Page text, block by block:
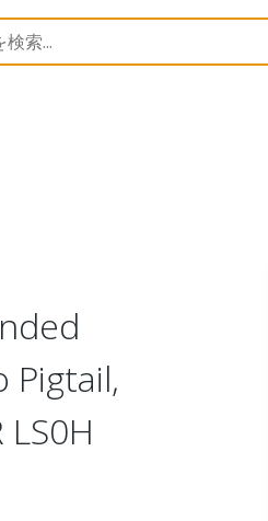
120065 1200658736
Pigtail,